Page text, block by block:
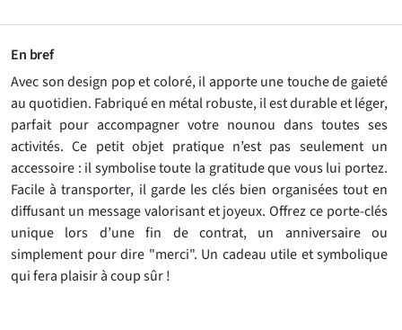
En bref
Avec son design pop et coloré, il apporte une touche de gaieté
au quotidien. Fabriqué en métal robuste, il est durable et léger,
parfait pour accompagner votre nounou dans toutes ses
activités. Ce petit objet pratique n’est pas seulement un
accessoire : il symbolise toute la gratitude que vous lui portez.
Facile à transporter, il garde les clés bien organisées tout en
diffusant un message valorisant et joyeux. Offrez ce porte-clés
unique lors d’une fin de contrat, un anniversaire ou
simplement pour dire "merci". Un cadeau utile et symbolique
qui fera plaisir à coup sûr !